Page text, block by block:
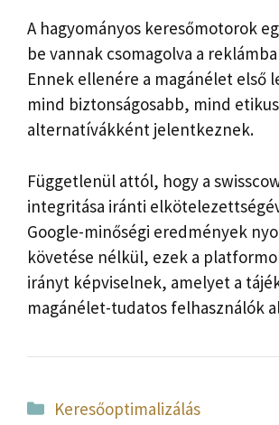
A hagyományos keresőmotorok
be vannak csomagolva a reklámba
Ennek ellenére a magánélet első
mind biztonságosabb, mind
alternatívákként jelentkeznek.
Függetlenül attól, hogy a
integritása iránti
Google-minőségi eredmények
követése nélkül, ezek a
irányt képviselnek, amelyet a
magánélet-tudatos felhasználók
Kategória
Keresőoptimalizálás